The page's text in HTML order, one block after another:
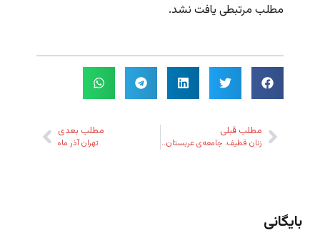
مطلب مرتبطی یافت نشد.
مطلب قبلی
زنان قطیف، جامعه‌ی عربستان و حمایت آمریکا از حقوق بشر
مطلب بعدی
تهران آذر ماه
بایگانی